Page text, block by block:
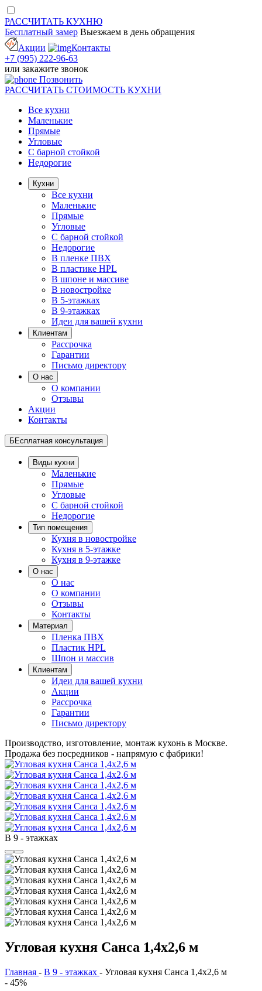
РАССЧИТАТЬ КУХНЮ
Бесплатный замер Выезжаем в день обращения
Акции
Контакты
+7 (995) 222-96-63
или закажите звонок
Позвонить
РАССЧИТАТЬ СТОИМОСТЬ КУХНИ
Все кухни
Маленькие
Прямые
Угловые
С барной стойкой
Недорогие
Кухни
Все кухни
Маленькие
Прямые
Угловые
С барной стойкой
Недорогие
В пленке ПВХ
В пластике HPL
В шпоне и массиве
В новостройке
В 5-этажках
В 9-этажках
Идеи для вашей кухни
Клиентам
Рассрочка
Гарантии
Письмо директору
О нас
О компании
Отзывы
Акции
Контакты
БЕсплатная консультация
Виды кухни
Маленькие
Прямые
Угловые
С барной стойкой
Недорогие
Тип помещения
Кухня в новостройке
Кухня в 5-этажке
Кухня в 9-этажке
О нас
О нас
О компании
Отзывы
Контакты
Материал
Пленка ПВХ
Пластик HPL
Шпон и массив
Клиентам
Идеи для вашей кухни
Акции
Рассрочка
Гарантии
Письмо директору
Производство, изготовление, монтаж кухонь в Москве.
Продажа без посредников - напрямую с фабрики!
В 9 - этажках
Угловая кухня Санса 1,4х2,6 м
Главная - В 9 - этажках - Угловая кухня Санса 1,4х2,6 м
- 45%